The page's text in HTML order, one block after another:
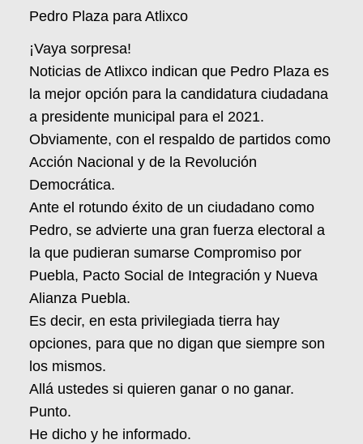
Pedro Plaza para Atlixco
¡Vaya sorpresa!
Noticias de Atlixco indican que Pedro Plaza es
la mejor opción para la candidatura ciudadana
a presidente municipal para el 2021.
Obviamente, con el respaldo de partidos como
Acción Nacional y de la Revolución
Democrática.
Ante el rotundo éxito de un ciudadano como
Pedro, se advierte una gran fuerza electoral a
la que pudieran sumarse Compromiso por
Puebla, Pacto Social de Integración y Nueva
Alianza Puebla.
Es decir, en esta privilegiada tierra hay
opciones, para que no digan que siempre son
los mismos.
Allá ustedes si quieren ganar o no ganar.
Punto.
He dicho y he informado.